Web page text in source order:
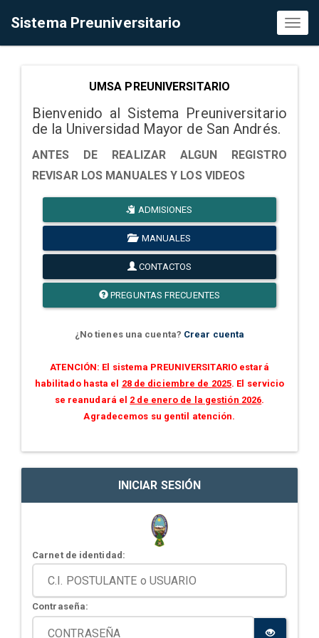
Sistema Preuniversitario
UMSA PREUNIVERSITARIO
Bienvenido al Sistema Preuniversitario
de la Universidad Mayor de San Andrés.
ANTES DE REALIZAR ALGUN REGISTRO
REVISAR LOS MANUALES Y LOS VIDEOS
ADMISIONES
MANUALES
CONTACTOS
PREGUNTAS FRECUENTES
¿No tienes una cuenta? Crear cuenta
ATENCIÓN: El sistema PREUNIVERSITARIO estará
habilitado hasta el 28 de diciembre de 2025. El servicio
se reanudará el 2 de enero de la gestión 2026.
Agradecemos su gentil atención.
INICIAR SESIÓN
Carnet de identidad:
Contraseña: